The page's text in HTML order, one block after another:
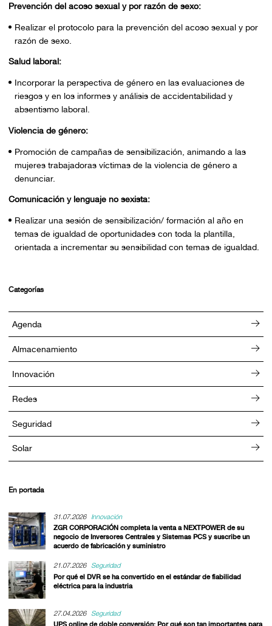
Prevención del acoso sexual y por razón de sexo:
Realizar el protocolo para la prevención del acoso sexual y por
razón de sexo.
Salud laboral:
Incorporar la perspectiva de género en las evaluaciones de
riesgos y en los informes y análisis de accidentabilidad y
absentismo laboral.
Violencia de género:
Promoción de campañas de sensibilización, animando a las
mujeres trabajadoras víctimas de la violencia de género a
denunciar.
Comunicación y lenguaje no sexista:
Realizar una sesión de sensibilización/ formación al año en
temas de igualdad de oportunidades con toda la plantilla,
orientada a incrementar su sensibilidad con temas de igualdad.
Categorías
Agenda
Almacenamiento
Innovación
Redes
Seguridad
Solar
En portada
31.07.2026
Innovación
ZGR CORPORACIÓN completa la venta a NEXTPOWER de su
negocio de Inversores Centrales y Sistemas PCS y suscribe un
acuerdo de fabricación y suministro
21.07.2026
Seguridad
Por qué el DVR se ha convertido en el estándar de fiabilidad
eléctrica para la industria
27.04.2026
Seguridad
UPS online de doble conversión: Por qué son tan importantes para